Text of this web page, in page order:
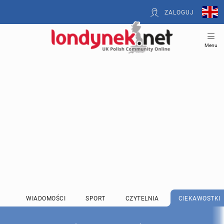
ZALOGUJ
Menu
WIADOMOŚCI SPORT CZYTELNIA CIEKAWOSTKI